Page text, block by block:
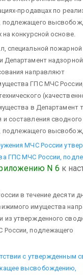
продавцах по
подлежащего
конкурсной основе.
специальной
Департамент надзорной
направляют
ГПС МЧС
в Департамент
составления сводного
подлежащего
МЧС России
ГПС МЧС России,
N 6 к
в течение десяти
имущества
из утвержденного
России, подлежащего
с утвержденным
высвобождению,